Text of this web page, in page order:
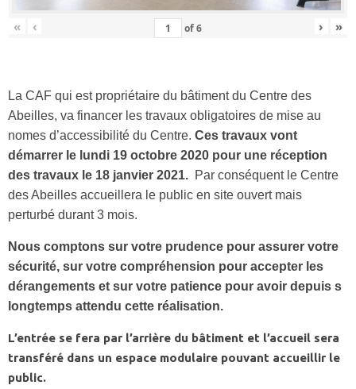
« ‹ of6 › »
La CAF qui est propriétaire du bâtiment du Centre des
Abeilles, va financer les travaux obligatoires de mise au
nomes d’accessibilité du Centre. Ces travaux vont
démarrer le lundi 19 octobre 2020 pour une réception
des travaux le 18 janvier 2021. Par conséquent le Centre
des Abeilles accueillera le public en site ouvert mais
perturbé durant 3 mois.
Nous comptons sur votre prudence pour assurer votre
sécurité, sur votre compréhension pour accepter les
dérangements et sur votre patience pour avoir depuis s
longtemps attendu cette réalisation.
L’entrée se fera par l’arrière du bâtiment et l’accueil sera
transféré dans un espace modulaire pouvant accueillir le
public.